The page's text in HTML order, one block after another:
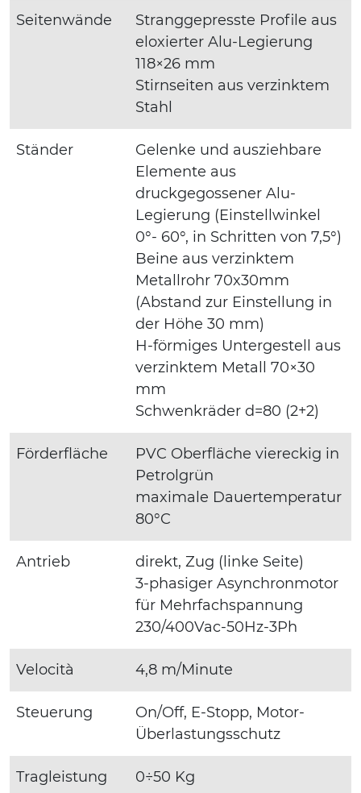
Seitenwände
Stranggepresste Profile aus
eloxierter Alu-Legierung
118×26 mm
Stirnseiten aus verzinktem
Stahl
Ständer
Gelenke und ausziehbare
Elemente aus
druckgegossener Alu-
Legierung (Einstellwinkel
0°- 60°, in Schritten von 7,5°)
Beine aus verzinktem
Metallrohr 70x30mm
(Abstand zur Einstellung in
der Höhe 30 mm)
H-förmiges Untergestell aus
verzinktem Metall 70×30
mm
Schwenkräder d=80 (2+2)
Förderfläche
PVC Oberfläche viereckig in
Petrolgrün
maximale Dauertemperatur
80°C
Antrieb
direkt, Zug (linke Seite)
3-phasiger Asynchronmotor
für Mehrfachspannung
230/400Vac-50Hz-3Ph
Velocità 4,8 m/Minute
Steuerung
On/Off, E-Stopp, Motor-
Überlastungsschutz
Tragleistung 0÷50 Kg